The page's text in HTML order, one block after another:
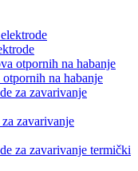
na habanje
zavarivanje